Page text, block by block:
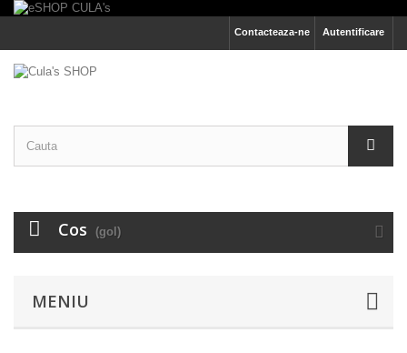
Autentificare
Contacteaza-ne
Cos (gol)
MENIU